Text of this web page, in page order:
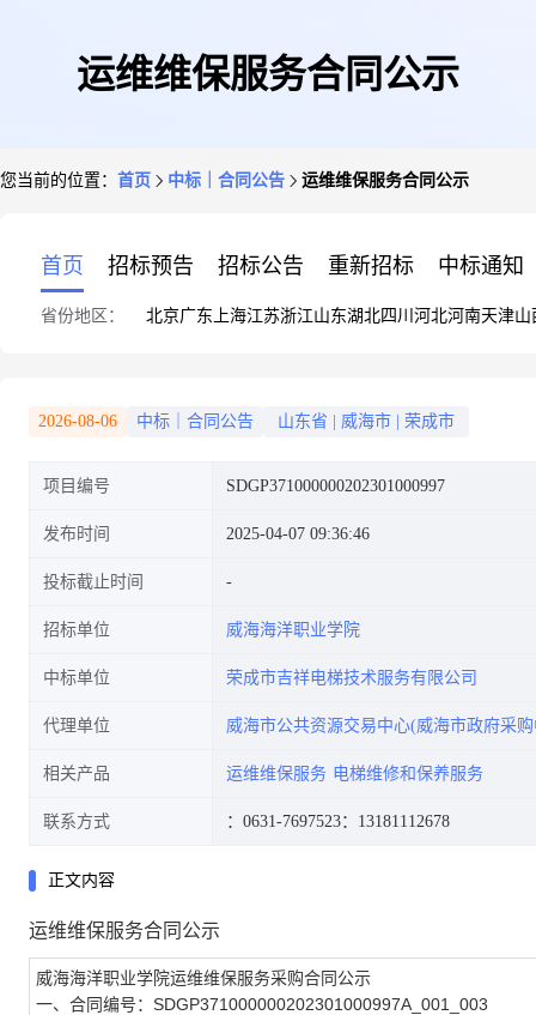
运维维保服务合同公示
您当前的位置： 首页 中标｜合同公告 运维维保服务合同公示
首页 招标预告 招标公告 重新招标 中标通知
省份地区： 北京广东 上海江苏浙江山东湖北四川 河北河南天津山
2026-08-06 中标｜合同公告 山东省 威海市 荣成市
项目编号 SDGP371000000202301000997
发布时间 2025-04-07 09:36:46
投标截止时间
招标单位 威海海洋职业学院
中标单位 荣成市吉祥电梯技术服务有限公司
代理单位 威海市公共资源交易中心(威海市政府采
相关产品 运维维保服务 电梯维修和保养服务
联系方式 ：0631-7697523：13181112678
正文内容
运维维保服务合同公示
威海海洋职业学院运维维保服务采购合同公示
一、合同编号：SDGP371000000202301000997A_001_003